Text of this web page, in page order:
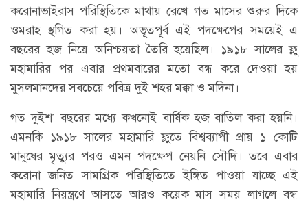
করোনাভাইরাস পরিস্থিতিকে মাথায় রেখে গত মাসের শুরুর দিকে
ওমরাহ স্থগিত করা হয়। অভূতপূর্ব এই পদক্ষেপের সময়েই এ
বছরের হজ নিয়ে অনিশ্চয়তা তৈরি হয়েছিল। ১৯১৮ সালের ফ্লু
মহামারির পর এবার প্রথমবারের মতো বন্ধ করে দেওয়া হয়
মুসলমানদের সবচেয়ে পবিত্র দুই শহর মক্কা ও মদিনা।
গত দুইশ’ বছরের মধ্যে কখনোই বার্ষিক হজ বাতিল করা হয়নি।
এমনকি ১৯১৮ সালের মহামারি ফ্লুতে বিশ্বব্যাপী প্রায় ১ কোটি
মানুষের মৃত্যুর পরও এমন পদক্ষেপ নেয়নি সৌদি। তবে এবার
করোনা জনিত সামগ্রিক পরিস্থিতিতে ইঙ্গিত পাওয়া যাচ্ছে এই
মহামারি নিয়ন্ত্রণে আসতে আরও কয়েক মাস সময় লাগলে বন্ধ